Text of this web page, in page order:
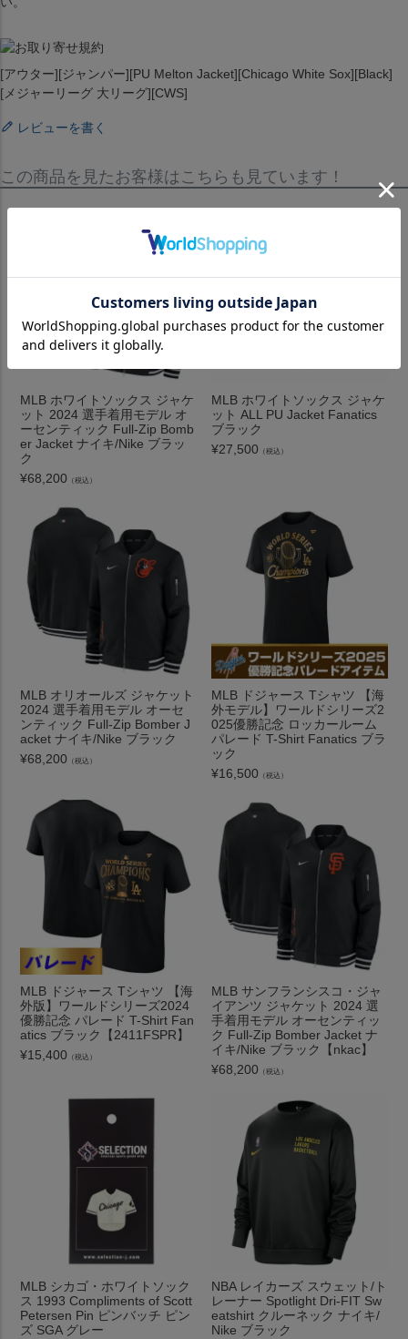
[アウター][ジャンパー][PU Melton Jacket][Chicago White Sox][Black]
[メジャーリーグ 大リーグ][CWS]
レビューを書く
この商品を見たお客様はこちらも見ています！
MLB ホワイトソックス ジャケ
ット 2024 選手着用モデル オ
ーセンティック Full-Zip Bomb
er Jacket ナイキ/Nike ブラッ
ク
¥68,200 （税込）
MLB ホワイトソックス ジャケ
ット ALL PU Jacket Fanatics
ブラック
¥27,500 （税込）
MLB オリオールズ ジャケット
2024 選手着用モデル オーセ
ンティック Full-Zip Bomber J
acket ナイキ/Nike ブラック
¥68,200 （税込）
MLB ドジャース Tシャツ 【海
外モデル】ワールドシリーズ2
025優勝記念 ロッカールーム
パレード T-Shirt Fanatics ブラ
ック
¥16,500 （税込）
MLB ドジャース Tシャツ 【海
外版】ワールドシリーズ2024
優勝記念 パレード T-Shirt Fan
atics ブラック【2411FSPR】
¥15,400 （税込）
MLB サンフランシスコ・ジャ
イアンツ ジャケット 2024 選
手着用モデル オーセンティッ
ク Full-Zip Bomber Jacket ナ
イキ/Nike ブラック【nkac】
¥68,200 （税込）
MLB シカゴ・ホワイトソック
ス 1993 Compliments of Scott
Petersen Pin ピンバッチ ピン
ズ SGA グレー
NBA レイカーズ スウェット/ト
レーナー Spotlight Dri-FIT Sw
eatshirt クルーネック ナイキ/
Nike ブラック